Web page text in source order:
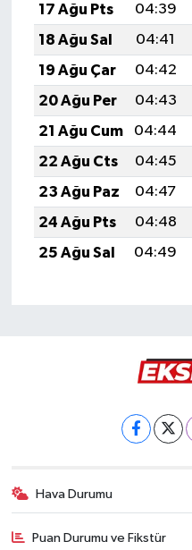
17 Ağu Pts
04:39
18 Ağu Sal
04:41
19 Ağu Çar
04:42
20 Ağu Per
04:43
21 Ağu Cum
04:44
22 Ağu Cts
04:45
23 Ağu Paz
04:47
24 Ağu Pts
04:48
25 Ağu Sal
04:49
Hava Durumu
Puan Durumu ve Fikstür